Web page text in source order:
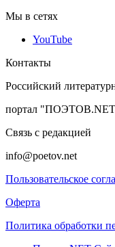
Мы в сетях
YouTube
Контакты
Российский
портал
Связь с редакцией
info@poetov.net
Пользовательское
Оферта
Политика обработки